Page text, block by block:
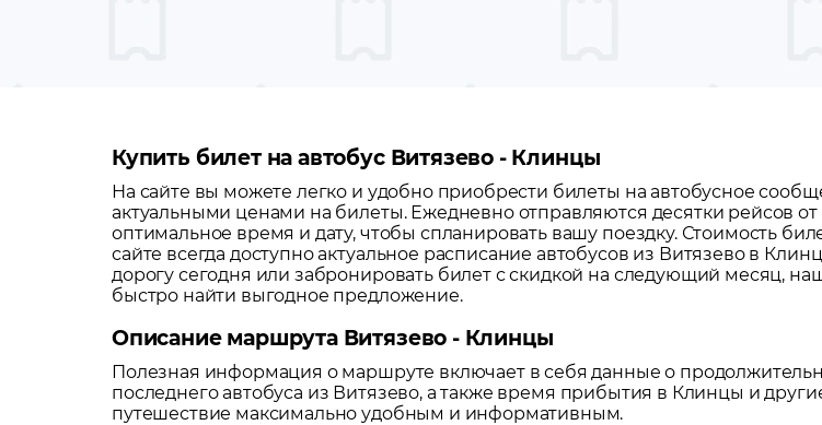
Купить билет на автобус Витязево - Клинцы
На сайте вы можете легко и удобно приобрести билеты на автобусное
актуальными ценами на билеты. Ежедневно отправляются десятки рейсов
оптимальное время и дату, чтобы спланировать вашу поездку. Стоимость
сайте всегда доступно актуальное расписание автобусов из Витязевов
дорогу сегодня или забронировать билет с скидкой на следующий месяц,
быстро найти выгодное предложение.
Описание маршрута Витязево - Клинцы
Полезная информация о маршруте включает в себя данные о
последнего автобуса из Витязево, а также время прибытия в Клинцы и
путешествие максимально удобным и информативным.